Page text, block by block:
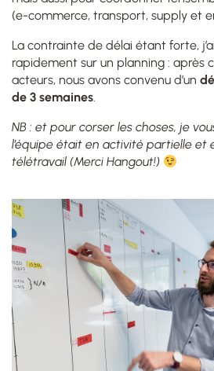
(e-commerce, transport, supply et
La contrainte de délai étant forte, j’ai
rapidement sur un planning : après
acteurs, nous avons convenu d’un
de 3 semaines.
NB : et pour corser les choses, je
l’équipe était en activité partielle et
télétravail (Merci Hangout!)